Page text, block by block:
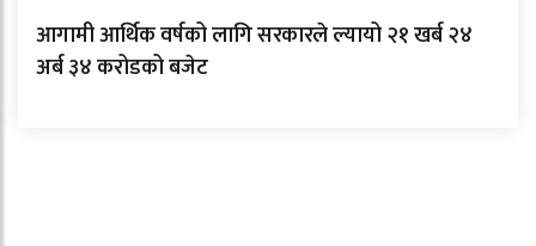
आगामी आर्थिक वर्षको लागि सरकारले ल्यायो २१ खर्ब २४
अर्ब ३४ करोडको बजेट